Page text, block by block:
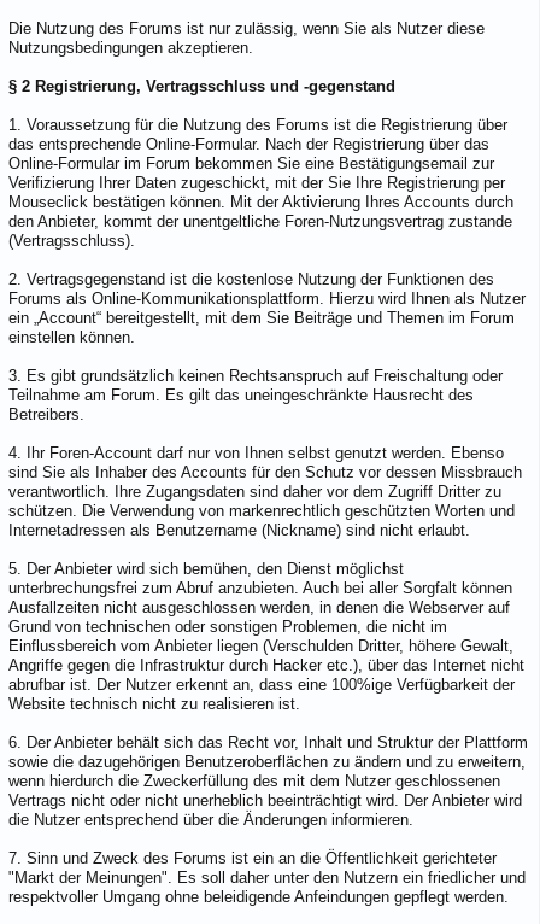
Die Nutzung des Forums ist nur zulässig, wenn Sie als Nutzer diese
Nutzungsbedingungen akzeptieren.
§ 2 Registrierung, Vertragsschluss und -gegenstand
1. Voraussetzung für die Nutzung des Forums ist die Registrierung über
das entsprechende Online-Formular. Nach der Registrierung über das
Online-Formular im Forum bekommen Sie eine Bestätigungsemail zur
Verifizierung Ihrer Daten zugeschickt, mit der Sie Ihre Registrierung per
Mouseclick bestätigen können. Mit der Aktivierung Ihres Accounts durch
den Anbieter, kommt der unentgeltliche Foren-Nutzungsvertrag zustande
(Vertragsschluss).
2. Vertragsgegenstand ist die kostenlose Nutzung der Funktionen des
Forums als Online-Kommunikationsplattform. Hierzu wird Ihnen als Nutzer
ein „Account“ bereitgestellt, mit dem Sie Beiträge und Themen im Forum
einstellen können.
3. Es gibt grundsätzlich keinen Rechtsanspruch auf Freischaltung oder
Teilnahme am Forum. Es gilt das uneingeschränkte Hausrecht des
Betreibers.
4. Ihr Foren-Account darf nur von Ihnen selbst genutzt werden. Ebenso
sind Sie als Inhaber des Accounts für den Schutz vor dessen Missbrauch
verantwortlich. Ihre Zugangsdaten sind daher vor dem Zugriff Dritter zu
schützen. Die Verwendung von markenrechtlich geschützten Worten und
Internetadressen als Benutzername (Nickname) sind nicht erlaubt.
5. Der Anbieter wird sich bemühen, den Dienst möglichst
unterbrechungsfrei zum Abruf anzubieten. Auch bei aller Sorgfalt können
Ausfallzeiten nicht ausgeschlossen werden, in denen die Webserver auf
Grund von technischen oder sonstigen Problemen, die nicht im
Einflussbereich vom Anbieter liegen (Verschulden Dritter, höhere Gewalt,
Angriffe gegen die Infrastruktur durch Hacker etc.), über das Internet nicht
abrufbar ist. Der Nutzer erkennt an, dass eine 100%ige Verfügbarkeit der
Website technisch nicht zu realisieren ist.
6. Der Anbieter behält sich das Recht vor, Inhalt und Struktur der Plattform
sowie die dazugehörigen Benutzeroberflächen zu ändern und zu erweitern,
wenn hierdurch die Zweckerfüllung des mit dem Nutzer geschlossenen
Vertrags nicht oder nicht unerheblich beeinträchtigt wird. Der Anbieter wird
die Nutzer entsprechend über die Änderungen informieren.
7. Sinn und Zweck des Forums ist ein an die Öffentlichkeit gerichteter
"Markt der Meinungen". Es soll daher unter den Nutzern ein friedlicher und
respektvoller Umgang ohne beleidigende Anfeindungen gepflegt werden.